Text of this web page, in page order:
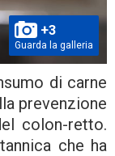
+3
Guarda la galleria
di carne
prevenzione
colon-retto.
che ha